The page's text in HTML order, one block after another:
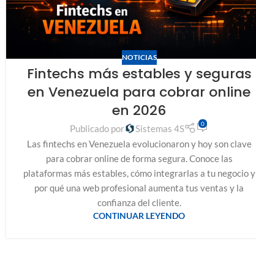
NOTICIAS
Fintechs más estables y seguras
en Venezuela para cobrar online
en 2026
Publicado por Sistemas 4S 0
Las fintechs en Venezuela evolucionaron y hoy son clave
para cobrar online de forma segura. Conoce las
plataformas más estables, cómo integrarlas a tu negocio y
por qué una web profesional aumenta tus ventas y la
confianza del cliente.
CONTINUAR LEYENDO